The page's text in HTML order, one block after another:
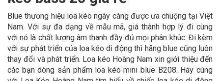
Blue thương hiệu loa kéo ngày càng được ưa chuộng tại Việt
Nam. Với sự đa dạng về mẫu mã, giá thành hợp lý đi cùng
với nó là chất lượng âm thanh đầy đủ mọi phân khúc. Đi kèm
với sự phát triển của loa kéo di động thì hãng blue cũng luôn
thay đổi và phát triển. Loa kéo Hoàng Nam xin giới thiệu đến
các bạn dòng sản phẩm loa kéo mini blue B208. Hãy cùng